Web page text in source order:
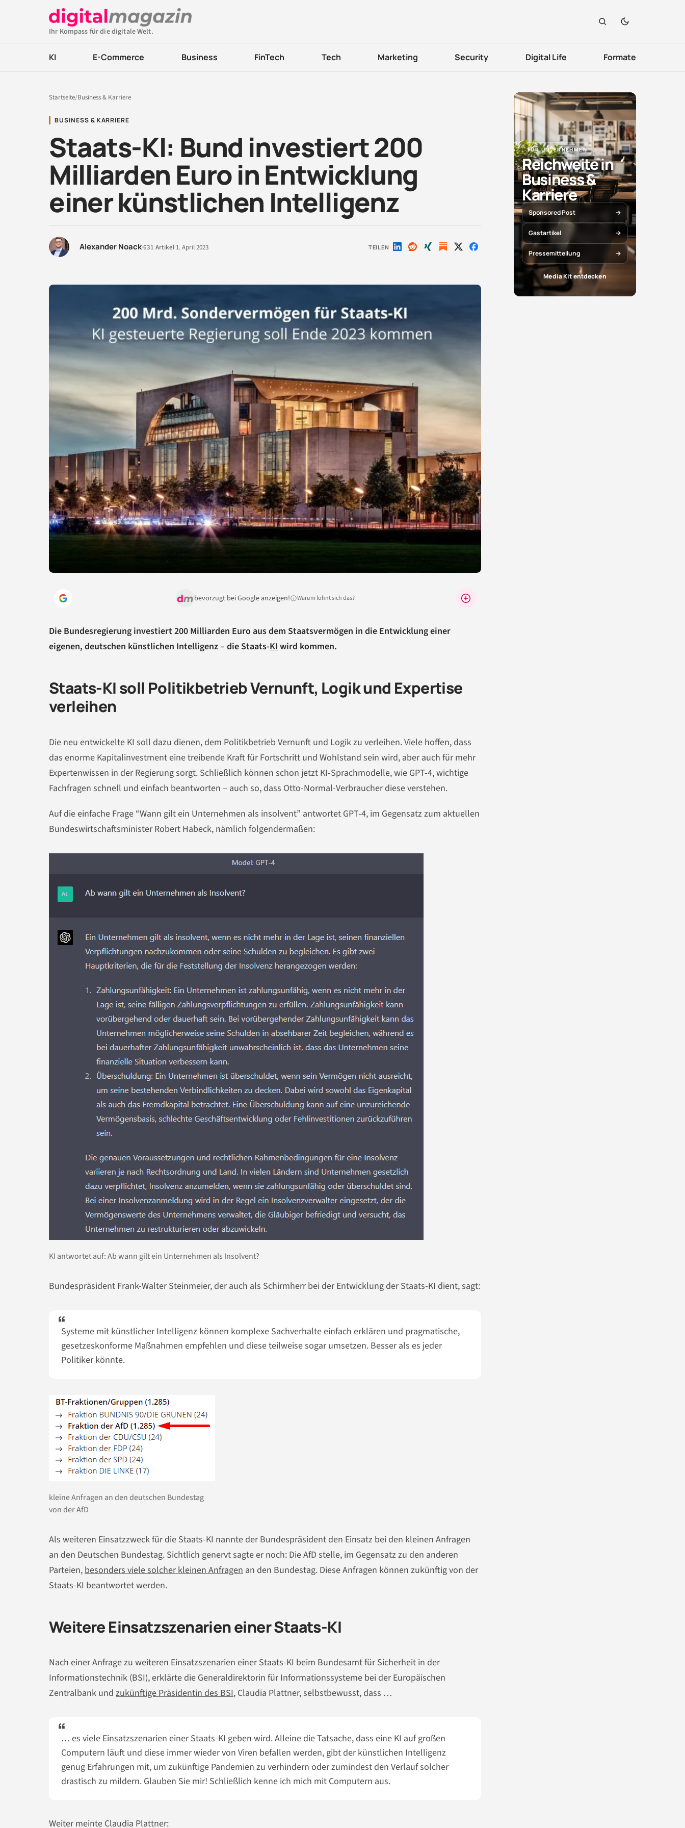
Ihr Kompass für die digitale Welt.
KI E-Commerce Business FinTech Tech Marketing Security Digital Life Formate
Startseite/Business & Karriere
BUSINESS & KARRIERE
Staats-KI: Bund investiert 200
Milliarden Euro in Entwicklung
einer künstlichen Intelligenz
Alexander Noack·631 Artikel·1. April 2023 TEILEN Auf Auf Auf Auf Auf
bevorzugt bei Google anzeigen! Warum lohnt sich das?
Die Bundesregierung investiert 200 Milliarden Euro aus dem Staatsvermögen in die Entwicklung einer
eigenen, deutschen künstlichen Intelligenz – die Staats-KIwird kommen.
Staats-KI soll Politikbetrieb Vernunft, Logik und Expertise
verleihen
Die neu entwickelte KI soll dazu dienen, dem Politikbetrieb Vernunft und Logik zu verleihen. Viele hoffen, dass
das enorme Kapitalinvestment eine treibende Kraft für Fortschritt und Wohlstand sein wird, aber auch für mehr
Expertenwissen in der Regierung sorgt. Schließlich können schon jetzt KI-Sprachmodelle, wie GPT-4, wichtige
Fachfragen schnell und einfach beantworten – auch so, dass Otto-Normal-Verbraucher diese verstehen.
Auf die einfache Frage “Wann gilt ein Unternehmen als insolvent” antwortet GPT-4, im Gegensatz zum aktuellen
Bundeswirtschaftsminister Robert Habeck, nämlich folgendermaßen:
KI antwortet auf: Ab wann gilt ein Unternehmen als Insolvent?
Bundespräsident Frank-Walter Steinmeier, der auch als Schirmherr bei der Entwicklung der Staats-KI dient, sagt:
Systeme mit künstlicher Intelligenz können komplexe Sachverhalte einfach erklären und pragmatische,
gesetzeskonforme Maßnahmen empfehlen und diese teilweise sogar umsetzen. Besser als es jeder
Politiker könnte.
kleine Anfragen an den deutschen Bundestag
von der AfD
Als weiteren Einsatzzweck für die Staats-KI nannte der Bundespräsident den Einsatz bei den kleinen Anfragen
an den Deutschen Bundestag. Sichtlich genervt sagte er noch: Die AfD stelle, im Gegensatz zu den anderen
Parteien, besonders viele solcher kleinen Anfragen an den Bundestag. Diese Anfragen können zukünftig von der
Staats-KI beantwortet werden.
Weitere Einsatzszenarien einer Staats-KI
Nach einer Anfrage zu weiteren Einsatzszenarien einer Staats-KI beim Bundesamt für Sicherheit in der
Informationstechnik (BSI), erklärte die Generaldirektorin für Informationssysteme bei der Europäischen
Zentralbank und zukünftige Präsidentin des BSI, Claudia Plattner, selbstbewusst, dass …
… es viele Einsatzszenarien einer Staats-KI geben wird. Alleine die Tatsache, dass eine KI auf großen
Computern läuft und diese immer wieder von Viren befallen werden, gibt der künstlichen Intelligenz
genug Erfahrungen mit, um zukünftige Pandemien zu verhindern oder zumindest den Verlauf solcher
drastisch zu mildern. Glauben Sie mir! Schließlich kenne ich mich mit Computern aus.
Weiter meinte Claudia Plattner:
FÜR UNTERNEHMEN
Reichweite in
Business &
Karriere
Sponsored Post
Gastartikel
Pressemitteilung
Media Kit entdecken